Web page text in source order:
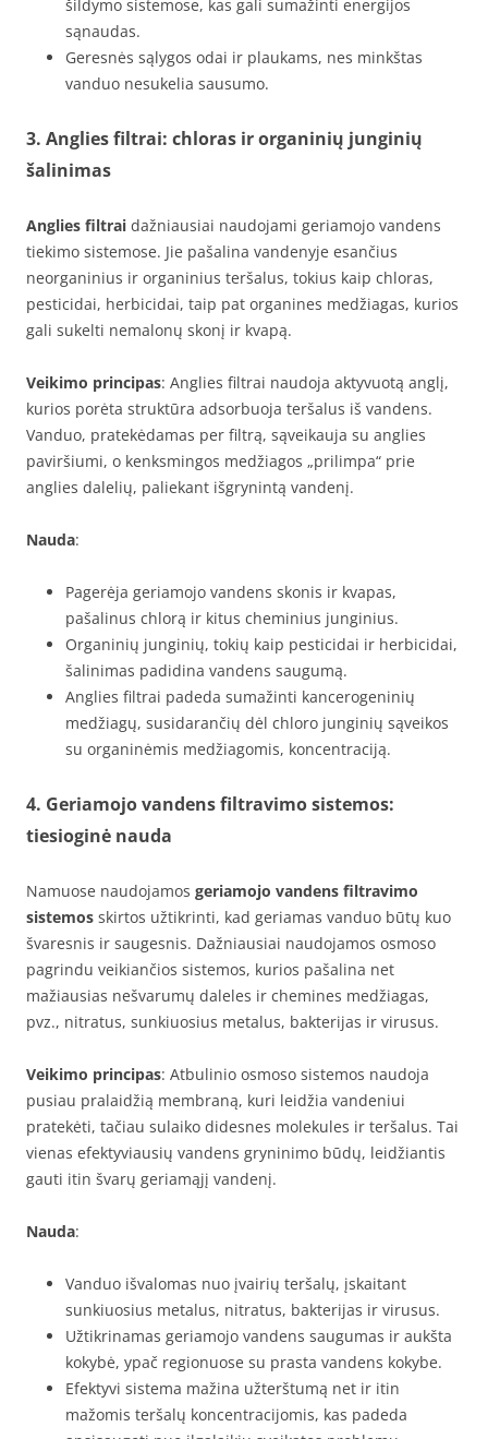
šildymo sistemose, kas gali sumažinti energijos
sąnaudas.
Geresnės sąlygos odai ir plaukams, nes minkštas
vanduo nesukelia sausumo.
3. Anglies filtrai: chloras ir organinių junginių
šalinimas
Anglies filtrai dažniausiai naudojami geriamojo vandens
tiekimo sistemose. Jie pašalina vandenyje esančius
neorganinius ir organinius teršalus, tokius kaip chloras,
pesticidai, herbicidai, taip pat organines medžiagas, kurios
gali sukelti nemalonų skonį ir kvapą.
Veikimo principas: Anglies filtrai naudoja aktyvuotą anglį,
kurios porėta struktūra adsorbuoja teršalus iš vandens.
Vanduo, pratekėdamas per filtrą, sąveikauja su anglies
paviršiumi, o kenksmingos medžiagos „prilimpa“ prie
anglies dalelių, paliekant išgrynintą vandenį.
Nauda:
Pagerėja geriamojo vandens skonis ir kvapas,
pašalinus chlorą ir kitus cheminius junginius.
Organinių junginių, tokių kaip pesticidai ir herbicidai,
šalinimas padidina vandens saugumą.
Anglies filtrai padeda sumažinti kancerogeninių
medžiagų, susidarančių dėl chloro junginių sąveikos
su organinėmis medžiagomis, koncentraciją.
4. Geriamojo vandens filtravimo sistemos:
tiesioginė nauda
Namuose naudojamos geriamojo vandens filtravimo
sistemos skirtos užtikrinti, kad geriamas vanduo būtų kuo
švaresnis ir saugesnis. Dažniausiai naudojamos osmoso
pagrindu veikiančios sistemos, kurios pašalina net
mažiausias nešvarumų daleles ir chemines medžiagas,
pvz., nitratus, sunkiuosius metalus, bakterijas ir virusus.
Veikimo principas: Atbulinio osmoso sistemos naudoja
pusiau pralaidžią membraną, kuri leidžia vandeniui
pratekėti, tačiau sulaiko didesnes molekules ir teršalus. Tai
vienas efektyviausių vandens gryninimo būdų, leidžiantis
gauti itin švarų geriamąjį vandenį.
Nauda:
Vanduo išvalomas nuo įvairių teršalų, įskaitant
sunkiuosius metalus, nitratus, bakterijas ir virusus.
Užtikrinamas geriamojo vandens saugumas ir aukšta
kokybė, ypač regionuose su prasta vandens kokybe.
Efektyvi sistema mažina užterštumą net ir itin
mažomis teršalų koncentracijomis, kas padeda